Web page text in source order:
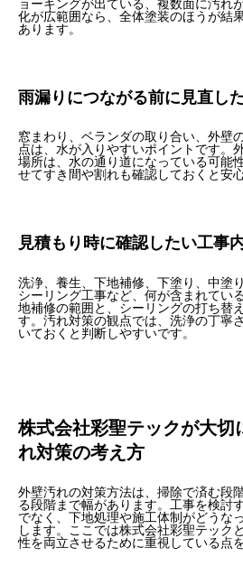
化が広範囲なら、全体塗装のほうが結
あります。
雨漏りにつながる前に見直し
窓まわり、ベランダの取り合い、外壁
点は、水が入りやすいポイントです。
場所は、水の通り道になっている可能
せてすき間や割れも確認しておくと安心
見積もり時に確認したい工事
洗浄、養生、下地補修、下塗り、中塗
シーリング工事など、何が含まれてい
地補修の範囲と、シーリングの打ち替
す。汚れ対策の観点では、洗浄の丁寧
いておくと判断しやすいです。
株式会社彩聖テックが大切
れ対策の考え方
外壁汚れの対策方法は、掃除で済む段
る段階まで幅があります。工事を検討
でなく、下地処理や施工体制がどうな
します。ここでは株式会社彩聖テック
性を両立させるために重視している点